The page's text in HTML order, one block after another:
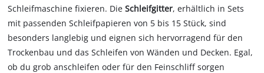
Schleifmaschine fixieren. DieSchleifgitter, erhältlich in Sets
mit passenden Schleifpapieren von 5 bis 15 Stück, sind
besonders langlebig und eignen sich hervorragend für den
Trockenbau und das Schleifen von Wänden und Decken. Egal,
ob du grob anschleifen oder für den Feinschliff sorgen